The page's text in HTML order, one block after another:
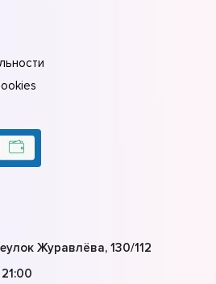
Журавлёва, 130/112